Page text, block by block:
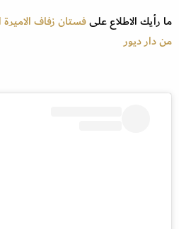
ما رأيك الاطلاع علىفستان زفاف
من دار ديور